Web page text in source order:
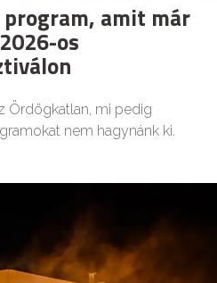
amit már
os
Ördögkatlan, mi pedig
nem hagynánk ki.